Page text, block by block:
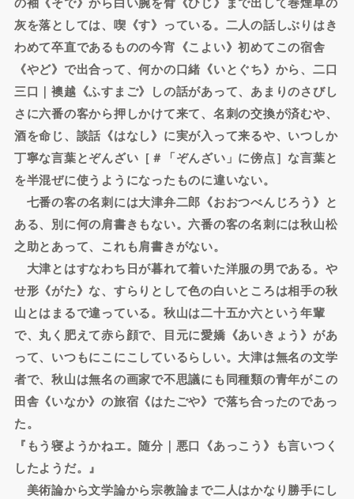
灰を落としては、喫《す》っている。二人の話しぶりはき
わめて卒直であるものの今宵《こよい》初めてこの宿舎
《やど》で出合って、何かの口緒《いとぐち》から、二口
三口｜襖越《ふすまご》しの話があって、あまりのさびし
さに六番の客から押しかけて来て、名刺の交換が済むや、
酒を命じ、談話《はなし》に実が入って来るや、いつしか
丁寧な言葉とぞんざい［＃「ぞんざい」に傍点］な言葉と
を半混ぜに使うようになったものに違いない。
七番の客の名刺には大津弁二郎《おおつべんじろう》と
ある、別に何の肩書きもない。六番の客の名刺には秋山松
之助とあって、これも肩書きがない。
大津とはすなわち日が暮れて着いた洋服の男である。や
せ形《がた》な、すらりとして色の白いところは相手の秋
山とはまるで違っている。秋山は二十五か六という年輩
で、丸く肥えて赤ら顔で、目元に愛嬌《あいきょう》があ
って、いつもにこにこしているらしい。大津は無名の文学
者で、秋山は無名の画家で不思議にも同種類の青年がこの
田舎《いなか》の旅宿《はたごや》で落ち合ったのであっ
た。
『もう寝ようかねエ。随分｜悪口《あっこう》も言いつく
したようだ。』
美術論から文学論から宗教論まで二人はかなり勝手にし